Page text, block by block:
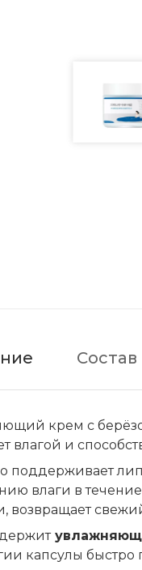
Состав
крем с
влагой и
поддерживает
влаги в
возвращает
капсулы